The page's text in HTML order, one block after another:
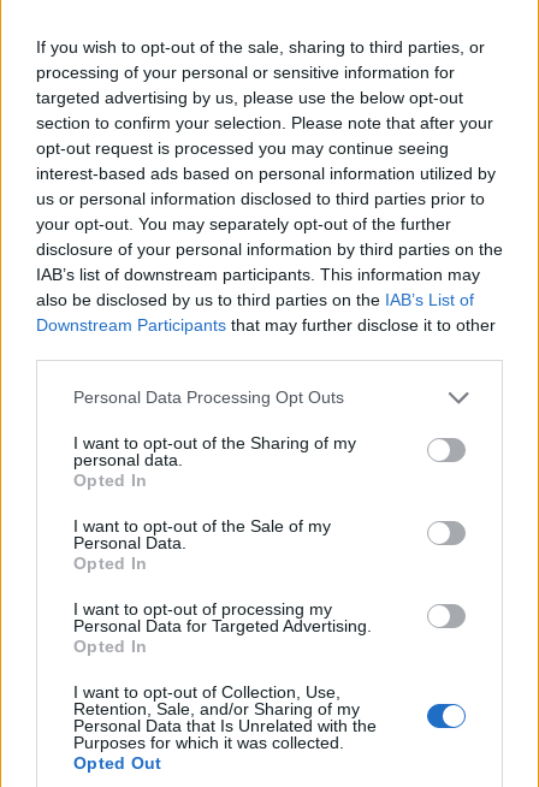
If you wish to opt-out of the sale, sharing to third parties, or
processing of your personal or sensitive information for
targeted advertising by us, please use the below opt-out
section to confirm your selection. Please note that after your
opt-out request is processed you may continue seeing
interest-based ads based on personal information utilized by
us or personal information disclosed to third parties prior to
your opt-out. You may separately opt-out of the further
disclosure of your personal information by third parties on the
IAB’s list of downstream participants. This information may
also be disclosed by us to third parties on the IAB’s List of
Downstream Participants that may further disclose it to other
Please note that this website/app uses one or more Google
not limited to your visit or usage behaviour. You may click to
grant or deny consent to Google and its third-party tags to
use your data for below specified purposes in below Google
consent section.
Personal Data Processing Opt Outs
I want to opt-out of the Sharing of my
personal data.
Opted In
I want to opt-out of the Sale of my
Personal Data.
Opted In
I want to opt-out of processing my
Personal Data for Targeted Advertising.
Opted In
I want to opt-out of Collection, Use,
Retention, Sale, and/or Sharing of my
Personal Data that Is Unrelated with the
Purposes for which it was collected.
Opted Out
Los reyes del Sacro Imperio Romano Germánico
fueron coronados a partir de 1356. Una tercera
opción podría ser el Jardín Arqueológico con un
asentamiento romano, otros edificios antiguos y
un palacio real. Eldistrito de Allstadttiene
algunos edificios antiguos notables, incluida la
única casa con entramado de madera que
sobrevivió a la Segunda Guerra Mundial.
4. Munster
Munster es un buen lugar en el oeste de
Alemania para quemar esas calorías al comer
rica comida alemana: simplemente pasea en
bicicleta por la ciudad. Una encuesta realizada
usaban bicicletas queautomóviles.
Esta ciudad de Westfaliatiene muchas
atracciones entre las que puedes andar en
bicicleta. Entre ellos, la restaurada Catedral de
San Pablo del siglo XIII con su reloj astronómico